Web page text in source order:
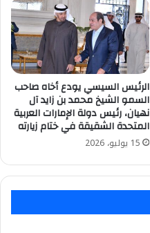
الرئيس السيسي يودع أخاه صاحب
السمو الشيخ محمد بن زايد آل
نهيان، رئيس دولة الإمارات العربية
المتحدة الشقيقة في ختام زيارته
15 يوليو، 2026